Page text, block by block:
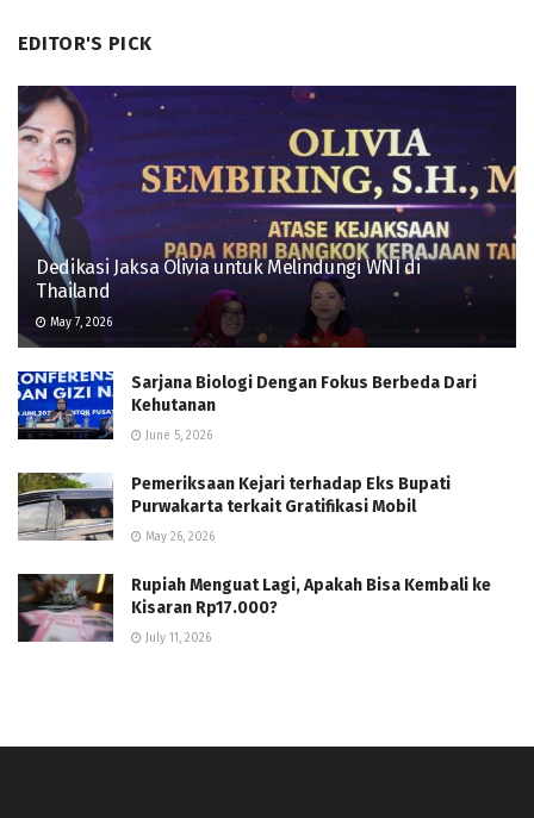
EDITOR'S PICK
Dedikasi Jaksa Olivia untuk Melindungi WNI di
Thailand
May 7, 2026
Sarjana Biologi Dengan Fokus Berbeda Dari
Kehutanan
June 5, 2026
Pemeriksaan Kejari terhadap Eks Bupati
Purwakarta terkait Gratifikasi Mobil
May 26, 2026
Rupiah Menguat Lagi, Apakah Bisa Kembali ke
Kisaran Rp17.000?
July 11, 2026